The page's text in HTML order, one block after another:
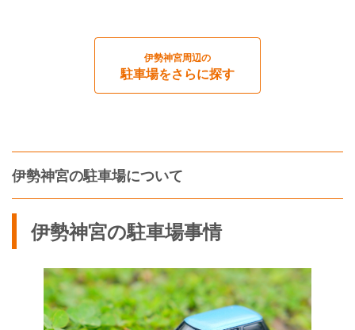
伊勢神宮周辺の
駐車場をさらに探す
伊勢神宮の駐車場について
伊勢神宮の駐車場事情